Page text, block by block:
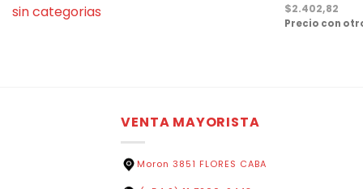
sin categorias $2.402,82
Precio con
VENTA MAYORISTA
Moron 3851 FLORES CABA